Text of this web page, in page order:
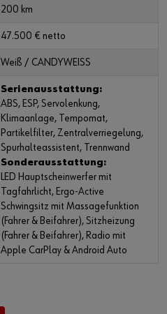
200 km
47.500 € netto
Weiß / CANDYWEISS
Serienausstattung:
ABS, ESP, Servolenkung,
Klimaanlage, Tempomat,
Partikelfilter, Zentralverriegelung,
Spurhalteassistent, Trennwand
Sonderausstattung:
LED Hauptscheinwerfer mit
Tagfahrlicht, Ergo-Active
Schwingsitz mit Massagefunktion
(Fahrer & Beifahrer), Sitzheizung
(Fahrer & Beifahrer), Radio mit
Apple CarPlay & Android Auto